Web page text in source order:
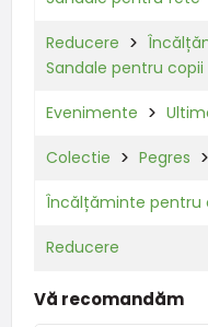
Reducere
Sandale pentru
Evenimente
Colectie Pegres
Încălțăminte pentru
Reducere
Vă recomandăm